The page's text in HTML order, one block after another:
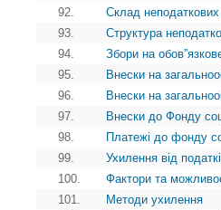
92.
Склад
93.
Структура
94.
Збори на
95.
Внески на
96.
Внески на
97.
Внески до Фонду
98.
Платежі до фонду
99.
Ухилення від
100.
Фактори та
101.
Методи ухилення